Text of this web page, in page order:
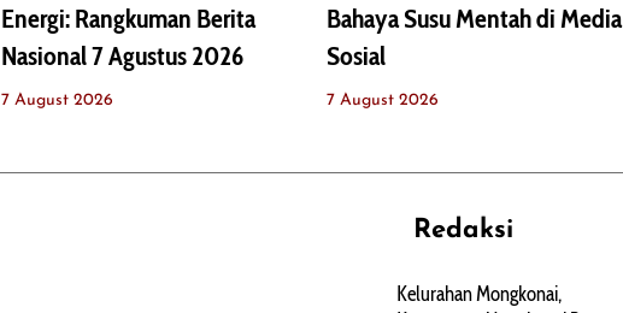
Energi: Rangkuman Berita
Nasional 7 Agustus 2026
7 August 2026
Bahaya Susu Mentah di Media
Sosial
7 August 2026
Redaksi
Kelurahan Mongkonai,